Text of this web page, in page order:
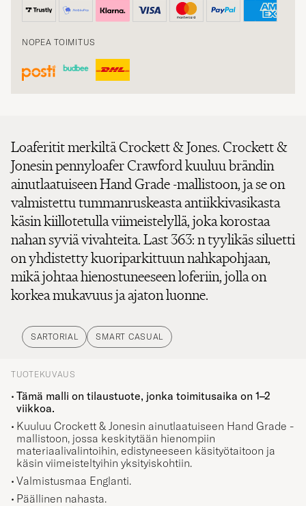
NOPEA TOIMITUS
Loaferitit merkiltä Crockett & Jones. Crockett &
Jonesin pennyloafer Crawford kuuluu brändin
ainutlaatuiseen Hand Grade -mallistoon, ja se on
valmistettu tummanruskeasta antiikkivasikasta
käsin kiillotetulla viimeistelyllä, joka korostaa
nahan syviä vivahteita. Last 363: n tyylikäs siluetti
on yhdistetty kuoriparkittuun nahkapohjaan,
mikä johtaa hienostuneeseen loferiin, jolla on
korkea mukavuus ja ajaton luonne.
SARTORIAL SMART CASUAL
TUOTEKUVAUS
Tämä malli on tilaustuote, jonka toimitusaika on 1–2
viikkoa.
Kuuluu Crockett & Jonesin ainutlaatuiseen Hand Grade -
mallistoon, jossa keskitytään hienompiin
materiaalivalintoihin, edistyneeseen käsityötaitoon ja
käsin viimeisteltyihin yksityiskohtiin.
Valmistusmaa Englanti.
Päällinen nahasta.